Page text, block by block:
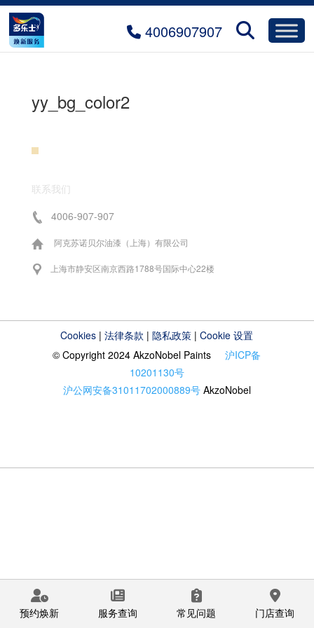
4006907907
yy_bg_color2
联系我们
4006-907-907
阿克苏诺贝尔油漆（上海）有限公司
上海市静安区南京西路1788号国际中心22楼
Cookies |法律条款 |隐私政策 |Cookie 设置
© Copyright 2024 AkzoNobel Paints沪ICP备
10201130号
沪公网安备31011702000889号 AkzoNobel
预约焕新 服务查询 常见问题 门店查询